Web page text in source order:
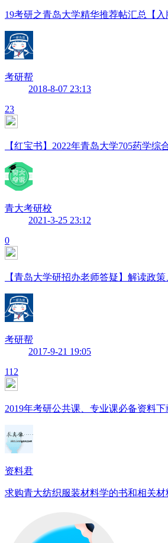
19考研之青岛大学精华推荐帖汇总【入
考研帮
2018-8-07 23:13
23
【红宝书】2022年青岛大学705药学综
青大考研校
2021-3-25 23:12
0
【青岛大学研招办老师答疑】解读政
考研帮
2017-9-21 19:05
112
2019年考研公共课、专业课必备资料下
资料君
求购青大纺织服装材料学的书和相关材